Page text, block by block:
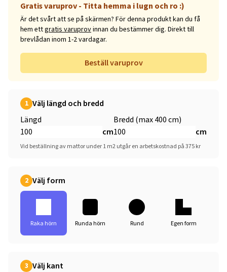
Gratis varuprov - Titta hemma i lugn och ro :)
Är det svårt att se på skärmen? För denna produkt kan du få
hem ettgratis varuprovinnan du bestämmer dig. Direkt till
brevlådan inom 1-2 vardagar.
Beställ varuprov
1 Välj längd och bredd
Längd
cm
Bredd (max 400 cm)
cm
Vid beställning av mattor under 1 m2 utgår en arbetskostnad på 375 kr
2 Välj form
Raka hörn Runda hörn Rund Egen form
3 Välj kant